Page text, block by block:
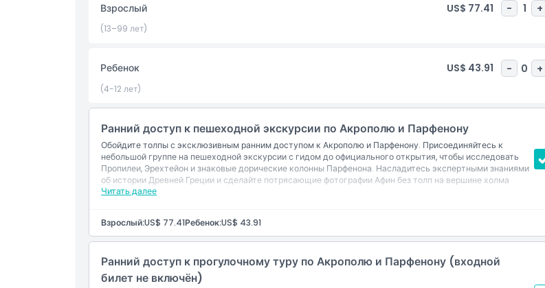
Основные моменты
Включено
Политика в отношении детей и взрослых
Вещи, которые нужно знать
Политика отмены
Взрослый US$ 77.41 - 1 +
(13–99 лет)
Ребенок US$ 43.91 - 0 +
(4-12 лет)
Ранний доступ к пешеходной экскурсии по Акрополю и Парфенону
Обойдите толпы с эксклюзивным ранним доступом к Акрополю и Парфенону. Присоединяйтесь к
небольшой группе на пешеходной экскурсии с гидом до официального открытия, чтобы исследовать
Пропилеи, Эрехтейон и знаковые дорические колонны Парфенона. Насладитесь экспертными знаниями
об истории Древней Греции и сделайте потрясающие фотографии Афин без толп на вершине холма
святилища.
Читать далее
Взрослый:US$ 77.41Ребенок:US$ 43.91
Ранний доступ к прогулочному туру по Акрополю и Парфенону (входной
билет не включён)